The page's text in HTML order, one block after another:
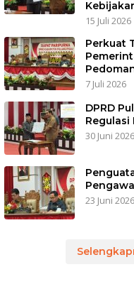
15 Juli 2026
Perkuat
7 Juli 2026
DPRD
Regulasi
30 Juni 2026
23 Juni 2026